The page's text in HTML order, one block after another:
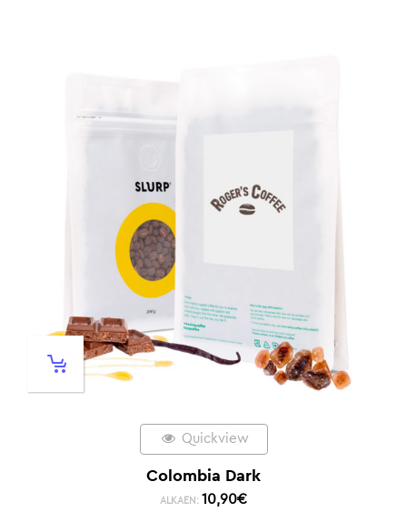
Quickview
Colombia Dark
ALKAEN: 10,90€